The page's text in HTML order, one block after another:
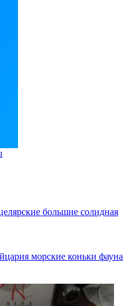
большие солидная
морские коньки фауна